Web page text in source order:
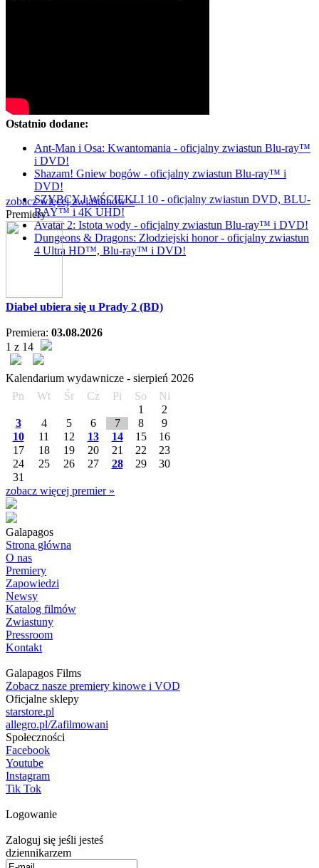
Ostatnio dodane:
Ant-Man i Osa: Kwantomania - oficjalny zwiastun Blu-ray™
i DVD!
Shazam! Gniew bogów - oficjalny zwiastun Blu-ray™ i
DVD!
SZYBCY I WŚCIEKLI 10 - oficjalny zwiastun DVD, BLU-
RAY™ i 4K UHD!
Avatar 2: Istota wody - oficjalny zwiastun Blu-ray™ i DVD!
Dungeons & Dragons: Złodziejski honor - oficjalny zwiastun
4 Ultra HD™, Blu-ray™ i DVD!
zobacz więcej zwiastunów »
Premiery
Diabeł ubiera się u Prady 2 (BD)
Premiera: 03.08.2026
1 z 14
Kalendarium wydawnicze - sierpień 2026
Pn
Wt Śr Cz Pi So
Ni
1
2
3
4 5 6 7 8
9
10
11 12 13 14 15
16
17
18 19 20 21 22
23
24
25 26 27 28 29
30
31
zobacz więcej premier »
Galapagos
Strona główna
O nas
Premiery
Zapowiedzi
Newsy
Katalog filmów
Zwiastuny
Pressroom
Kontakt
Galapagos Films
Zobacz nasze premiery kinowe i VOD
Oficjalne sklepy
starstore.pl
allegro.pl/Zafilmowani
Społeczności
Facebook
Youtube
Instagram
Tik Tok
Logowanie
Zaloguj się jeśli jesteś
dziennikarzem